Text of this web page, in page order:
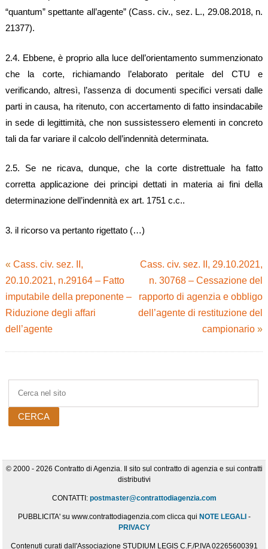
“quantum” spettante all’agente” (Cass. civ., sez. L., 29.08.2018, n.
21377).
2.4. Ebbene, è proprio alla luce dell’orientamento summenzionato
che la corte, richiamando l’elaborato peritale del CTU e
verificando, altresì, l’assenza di documenti specifici versati dalle
parti in causa, ha ritenuto, con accertamento di fatto insindacabile
in sede di legittimità, che non sussistessero elementi in concreto
tali da far variare il calcolo dell’indennità determinata.
2.5. Se ne ricava, dunque, che la corte distrettuale ha fatto
corretta applicazione dei principi dettati in materia ai fini della
determinazione dell’indennità ex art. 1751 c.c..
3. il ricorso va pertanto rigettato (…)
« Cass. civ. sez. II,
20.10.2021, n.29164 – Fatto
imputabile della preponente –
Riduzione degli affari
dell’agente
Cass. civ. sez. II, 29.10.2021,
n. 30768 – Cessazione del
rapporto di agenzia e obbligo
dell’agente di restituzione del
campionario »
© 2000 - 2026 Contratto di Agenzia. Il sito sul contratto di agenzia e sui contratti
distributivi
CONTATTI: postmaster@contrattodiagenzia.com
PUBBLICITA' su www.contrattodiagenzia.com clicca qui NOTE LEGALI -
PRIVACY
Contenuti curati dall'Associazione STUDIUM LEGIS C.F./P.IVA 02265600391